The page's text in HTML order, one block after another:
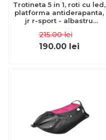
Trotineta 5 in 1, roti cu led,
platforma antiderapanta,
jr r-sport - albastru
215.00 lei
190.00 lei